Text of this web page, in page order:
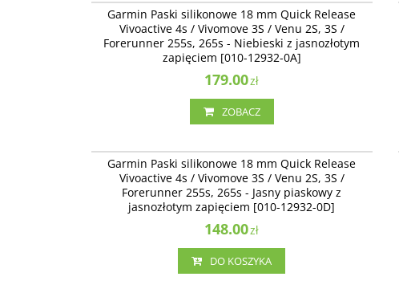
Garmin Paski silikonowe 18 mm Quick Release
Vivoactive 4s / Vivomove 3S / Venu 2S, 3S /
Forerunner 255s, 265s - Niebieski z jasnozłotym
zapięciem [010-12932-0A]
179.00zł
ZOBACZ
Garmin Paski silikonowe 18 mm Quick Release
Vivoactive 4s / Vivomove 3S / Venu 2S, 3S /
Forerunner 255s, 265s - Jasny piaskowy z
jasnozłotym zapięciem [010-12932-0D]
148.00zł
DO KOSZYKA